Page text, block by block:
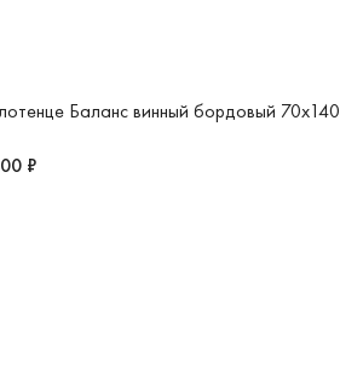
Баланс винный бордовый 70x140
₽